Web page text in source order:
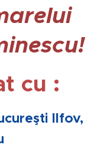
cu :
Ilfov,